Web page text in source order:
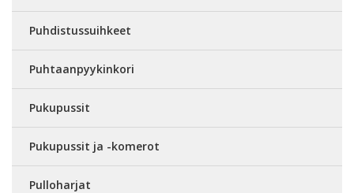
Puhdistussuihkeet
Puhtaanpyykinkori
Pukupussit
Pukupussit ja -komerot
Pulloharjat